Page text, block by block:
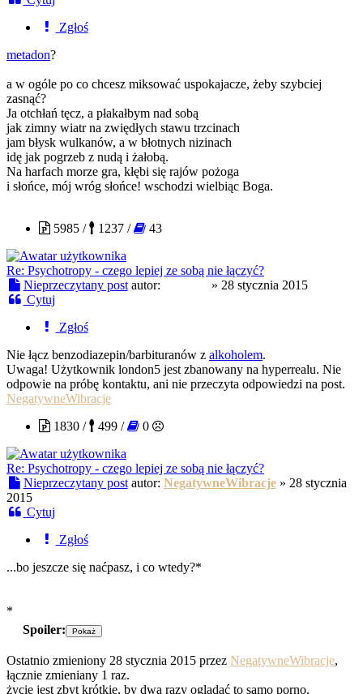
Zgłoś
metadon?
a w ogóle po co chcesz miksować uspokajacze, żeby szybciej
zasnąć?
Ja otchłań tęcz, a płakałbym nad sobą
jak zimny wiatr na zwiędłych stawu trzcinach
jam błysk wulkanów, a w błotnych nizinach
idę jak pogrzeb z nudą i żałobą.
Na harfach morze gra, kłębi się rajów pożoga
i słońce, mój wróg słońce! wschodzi wielbiąc Boga.
5985 /
1237 / 43
Re: Psychotropy - czego lepiej ze sobą nie łączyć?
Nieprzeczytany post autor: » 28 stycznia 2015
Cytuj
Zgłoś
Nie łącz benzodiazepin/barbituranów z alkoholem.
Uwaga! Użytkownik london5 jest zbanowany na hyperrealu. Nie
odpowie na próbę kontaktu, ani nie przeczyta odpowiedzi na post.
NegatywneWibracje
1830 /
499 / 0
Re: Psychotropy - czego lepiej ze sobą nie łączyć?
Nieprzeczytany post autor: NegatywneWibracje» 28 stycznia
2015
Cytuj
Zgłoś
...bo jeszcze się naćpasz, i co wtedy?*
*
Spoiler:
Ostatnio zmieniony 28 stycznia 2015 przez NegatywneWibracje,
łącznie zmieniany 1 raz.
życie jest zbyt krótkie, by dwa razy oglądać to samo porno.